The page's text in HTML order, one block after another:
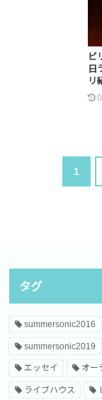
ビ
日
リ
1
タグ
summersonic2016
summersonic2019
エッセイ オー
ライブハウス